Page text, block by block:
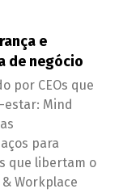
e
de negócio
por CEOs que
Mind
para
que libertam o
Workplace